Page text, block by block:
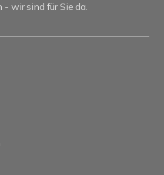
- wir sind für Sie da.